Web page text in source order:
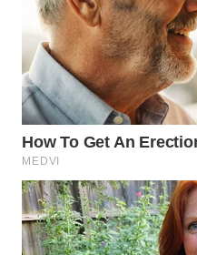
Embora a utilidade
sentido nos dias de
uma identidade visual
de pano permanece
passado, garantindo um
clássicaecharme retrô.
A preservação dessas
históricas enriquece o
memória das técnicas
roupas. Assim, a
sua função atual de